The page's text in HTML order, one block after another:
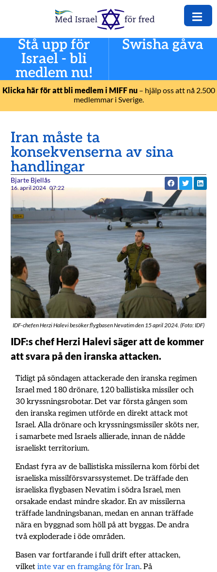
Stå upp för
Israel - bli
medlem nu!
Swisha gåva
Klicka här för att bli medlem i MIFF nu– hjälp oss att nå 2.500
medlemmar i Sverige.
Iran måste ta
konsekvenserna av sina
handlingar
Bjarte Bjellås
16. april 2024 07:22
IDF-chefen Herzi Halevi besöker flygbasen Nevatim den 15 april 2024. (Foto: IDF)
IDF:s chef Herzi Halevi säger att de kommer
att svara på den iranska attacken.
Tidigt på söndagen attackerade den iranska regimen
Israel med 180 drönare, 120 ballistiska missiler och
30 kryssningsrobotar. Det var första gången som
den iranska regimen utförde en direkt attack mot
Israel. Alla drönare och kryssningsmissiler sköts ner,
i samarbete med Israels allierade, innan de nådde
israeliskt territorium.
Endast fyra av de ballistiska missilerna kom förbi det
israeliska missilförsvarssystemet. De träffade den
israeliska flygbasen Nevatim i södra Israel, men
orsakade endast mindre skador. En av missilerna
träffade landningsbanan, medan en annan träffade
nära en byggnad som höll på att byggas. De andra
två exploderade i öde områden.
Basen var fortfarande i full drift efter attacken,
vilketinte var en framgång för Iran. På